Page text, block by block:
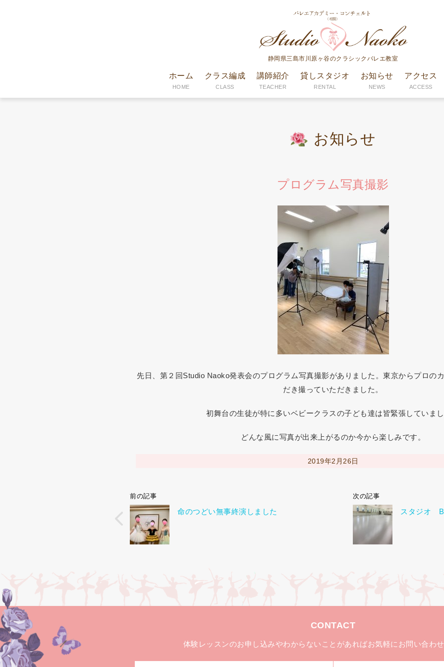
静岡県三島市川原ヶ谷のクラシックバレエ教室
ホーム
HOME
クラス編成
CLASS
講師紹介
TEACHER
貸しスタジオ
RENTAL
お知らせ
NEWS
アクセス
ACCESS
お知らせ
プログラム写真撮影
先日、第２回Studio Naoko発表会のプログラム写真撮影がありました。東京からプロの
だき撮っていただきました。
初舞台の生徒が特に多いベビークラスの子ども達は皆緊張していまし
どんな風に写真が出来上がるのか今から楽しみです。
2019年2月26日
前の記事
命のつどい無事終演しました
次の記事
スタジオ
CONTACT
体験レッスンのお申し込みやわからないことがあればお気軽にお問い合わ